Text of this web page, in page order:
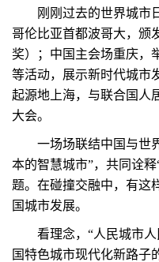
刚刚过去的世界城市日
哥伦比亚首都波哥大，颁
奖）；中国主会场重庆，
等活动，展示新时代城市
起源地上海，与联合国人
大会。
一场场联结中国与世界
本的智慧城市”，共同诠
题。在碰撞交融中，有这
国城市发展。
看理念，“人民城市人
国特色城市现代化新路子